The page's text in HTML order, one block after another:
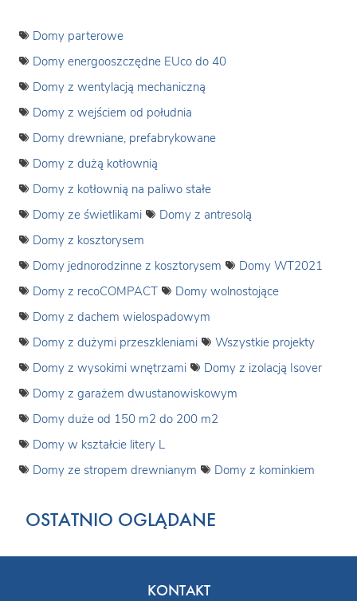
Domy parterowe
Domy energooszczędne EUco do 40
Domy z wentylacją mechaniczną
Domy z wejściem od południa
Domy drewniane, prefabrykowane
Domy z dużą kotłownią
Domy z kotłownią na paliwo stałe
Domy ze świetlikami
Domy z antresolą
Domy z kosztorysem
Domy jednorodzinne z kosztorysem
Domy WT2021
Domy z recoCOMPACT
Domy wolnostojące
Domy z dachem wielospadowym
Domy z dużymi przeszkleniami
Wszystkie projekty
Domy z wysokimi wnętrzami
Domy z izolacją Isover
Domy z garażem dwustanowiskowym
Domy duże od 150 m2 do 200 m2
Domy w kształcie litery L
Domy ze stropem drewnianym
Domy z kominkiem
OSTATNIO OGLĄDANE
KONTAKT